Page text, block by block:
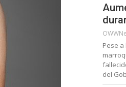
Pese
del